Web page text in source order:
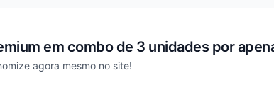
em combo de 3 unidades por
agora mesmo no site!